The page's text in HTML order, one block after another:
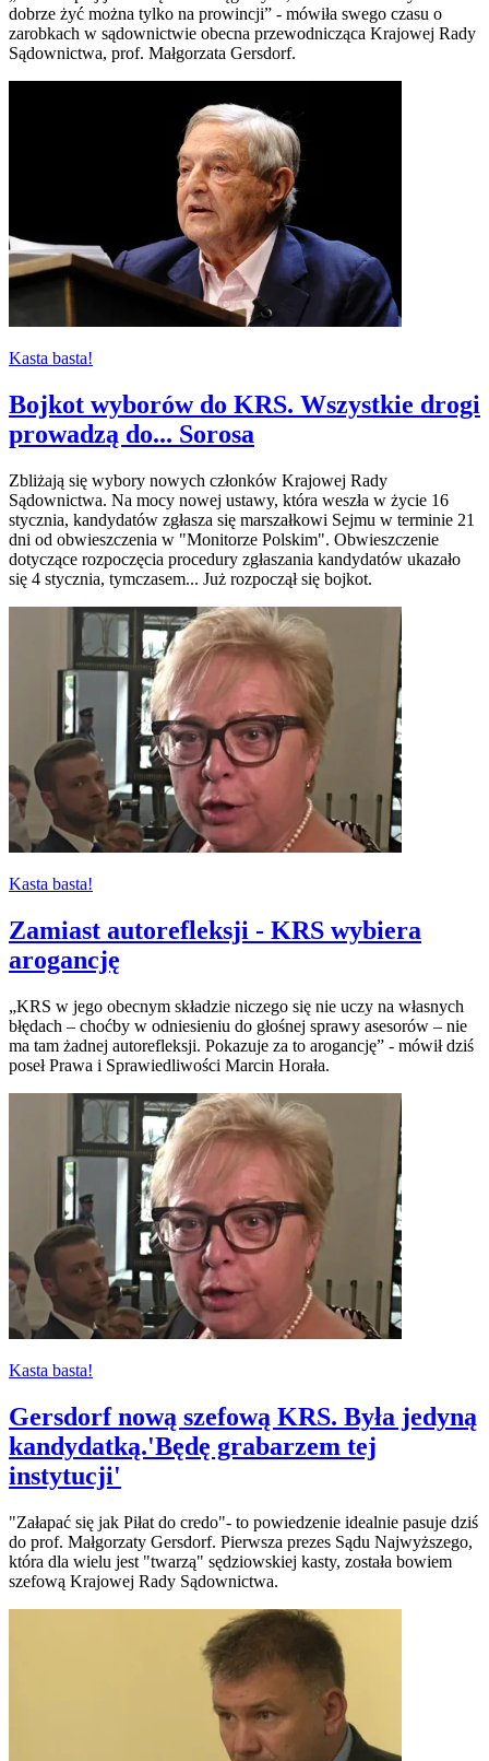
dobrze żyć można tylko na prowincji” - mówiła swego czasu o
zarobkach w sądownictwie obecna przewodnicząca Krajowej Rady
Sądownictwa, prof. Małgorzata Gersdorf.
Kasta basta!
Bojkot wyborów do KRS. Wszystkie drogi
prowadzą do... Sorosa
Zbliżają się wybory nowych członków Krajowej Rady
Sądownictwa. Na mocy nowej ustawy, która weszła w życie 16
stycznia, kandydatów zgłasza się marszałkowi Sejmu w terminie 21
dni od obwieszczenia w "Monitorze Polskim". Obwieszczenie
dotyczące rozpoczęcia procedury zgłaszania kandydatów ukazało
się 4 stycznia, tymczasem... Już rozpoczął się bojkot.
Kasta basta!
Zamiast autorefleksji - KRS wybiera
arogancję
„KRS w jego obecnym składzie niczego się nie uczy na własnych
błędach – choćby w odniesieniu do głośnej sprawy asesorów – nie
ma tam żadnej autorefleksji. Pokazuje za to arogancję” - mówił dziś
poseł Prawa i Sprawiedliwości Marcin Horała.
Kasta basta!
Gersdorf nową szefową KRS. Była jedyną
kandydatką.'Będę grabarzem tej
instytucji'
"Załapać się jak Piłat do credo"- to powiedzenie idealnie pasuje dziś
do prof. Małgorzaty Gersdorf. Pierwsza prezes Sądu Najwyższego,
która dla wielu jest "twarzą" sędziowskiej kasty, została bowiem
szefową Krajowej Rady Sądownictwa.